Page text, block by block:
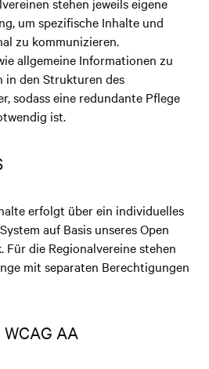
um spezifische Inhalte und
zu kommunizieren.
allgemeine Informationen zu
in den Strukturen des
sodass eine redundante Pflege
ist.
erfolgt über ein individuelles
auf Basis unseres Open
Für die Regionalvereine stehen
mit separaten Berechtigungen
AA